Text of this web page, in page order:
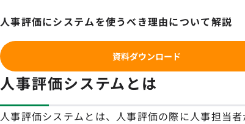
人事評価にシステムを使うべき理由について解説
資料ダウンロード
人事評価システムとは
人事評価システムとは、人事評価の際に人事担当